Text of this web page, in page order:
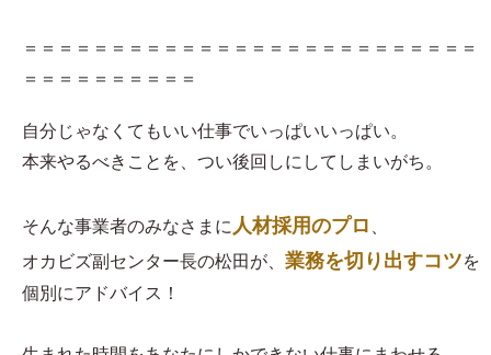
＝＝＝＝＝＝＝＝＝＝＝＝＝＝＝＝＝＝＝＝＝＝＝＝＝＝
＝＝＝＝＝＝＝＝＝＝
自分じゃなくてもいい仕事でいっぱいいっぱい。
本来やるべきことを、つい後回しにしてしまいがち。
そんな事業者のみなさまに 人材採用のプロ
オカビズ副センター長の松田が、 業務を切り出すコツを
個別にアドバイス！